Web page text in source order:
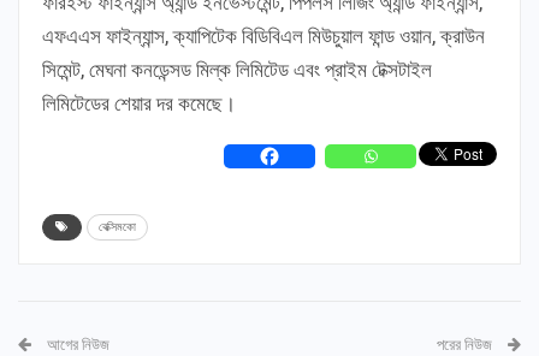
এফএএস ফাইন্যান্স, ক্যাপিটেক বিডিবিএল মিউচুয়াল ফান্ড ওয়ান, ক্রাউন
সিমেন্ট, মেঘনা কনডেন্সড মিল্ক লিমিটেড এবং প্রাইম টেক্সটাইল
লিমিটেডের শেয়ার দর কমেছে।
বেক্সিমকো
আগের নিউজ পরের নিউজ